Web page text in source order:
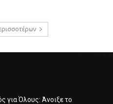
για Όλους: Άνοιξε το